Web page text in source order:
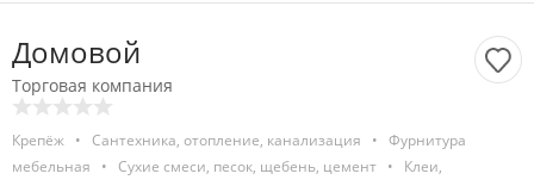
Домовой
Торговая компания
Крепёж • Сантехника, отопление, канализация • Фурнитура
мебельная
• Сухие смеси, песок, щебень, цемент •
Клеи,